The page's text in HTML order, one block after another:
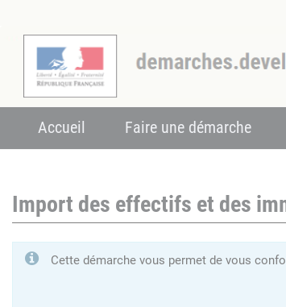
Accueil Faire une démarche
Import des effectifs et des
Cette démarche vous permet de vous